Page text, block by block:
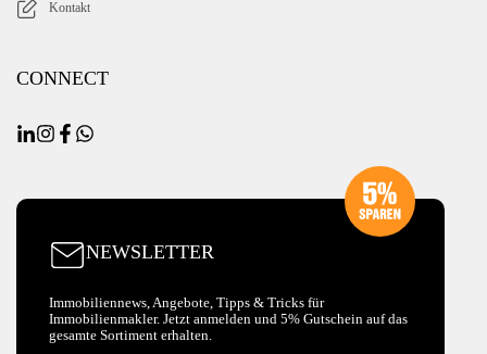
Kontakt
CONNECT
NEWSLETTER
Immobiliennews, Angebote, Tipps & Tricks für
Immobilienmakler. Jetzt anmelden und 5% Gutschein auf das
gesamte Sortiment erhalten.